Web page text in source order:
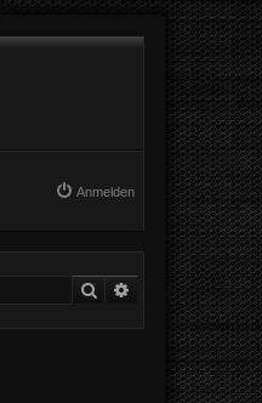
Anmelden
Suche Erweiterte Suche